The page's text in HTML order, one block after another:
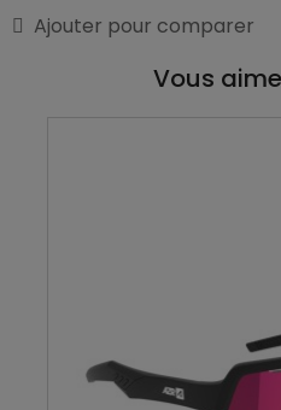
Ajouter pour comparer
Vous